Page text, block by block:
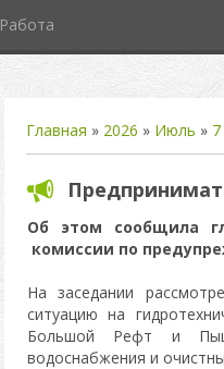
Работа
Главная » 2026 » Июль » 7
Об этом сообщила
комиссии по
На заседании
ситуацию на
Большой Рефт и
водоснабжения и